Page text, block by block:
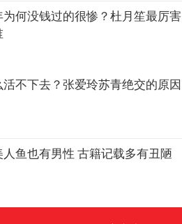
为何没钱过的很惨？杜月笙最厉害
不下去？张爱玲苏青绝交的原因
鱼也有男性 古籍记载多有丑陋